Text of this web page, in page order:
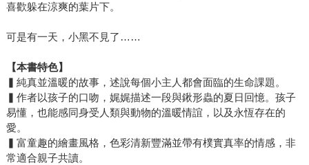
喜歡躲在涼爽的葉片下。
可是有一天，小黑不見了……
【本書特色】
▍純真並溫暖的故事，述說每個小主人都會面臨的生命課題。
▍作者以孩子的口吻，娓娓描述一段與鍬形蟲的夏日回憶。孩子
易懂，也能感同身受人類與動物的溫暖情誼，以及永恆存在的
愛。
▍富童趣的繪畫風格，色彩清新豐滿並帶有樸實真率的情感，非
常適合親子共讀。